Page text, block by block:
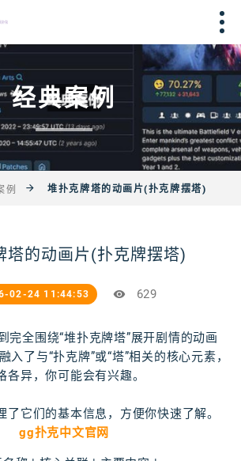
经典案例
例 堆扑克牌塔的动画片(扑克牌摆塔)
塔的动画片(扑克牌摆塔)
02-24 11:44:53 629
完全围绕“堆扑克牌塔”展开剧情的动画
入了与“扑克牌”或“塔”相关的核心元素，
各异，你可能会有兴趣。
了它们的基本信息，方便你快速了解。
gg扑克中文官网